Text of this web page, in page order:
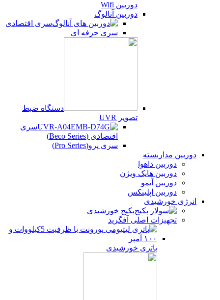
دوربین Wifi
دوربین آنالوگ
سری اقتصادی
سری حرفه ای
دستگاه ضبط
تصویر UVR
سری
اقتصادی (Beco Series)
سری پرو(Pro Series)
دوربین مداربسته
دوربین داهوا
دوربین هایک ویژن
دوربین آیمو
دوربین اپلینکس
انرژی خورشیدی
پکیج خورشیدی
تجهیزات اصلی آفگرید
باتری خورشیدی